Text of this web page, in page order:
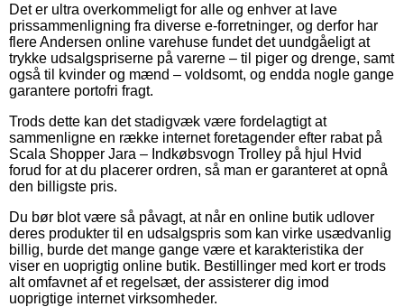
Det er ultra overkommeligt for alle og enhver at lave
prissammenligning fra diverse e-forretninger, og derfor har
flere Andersen online varehuse fundet det uundgåeligt at
trykke udsalgspriserne på varerne – til piger og drenge, samt
også til kvinder og mænd – voldsomt, og endda nogle gange
garantere portofri fragt.
Trods dette kan det stadigvæk være fordelagtigt at
sammenligne en række internet foretagender efter rabat på
Scala Shopper Jara – Indkøbsvogn Trolley på hjul Hvid
forud for at du placerer ordren, så man er garanteret at opnå
den billigste pris.
Du bør blot være så påvagt, at når en online butik udlover
deres produkter til en udsalgspris som kan virke usædvanlig
billig, burde det mange gange være et karakteristika der
viser en uoprigtig online butik. Bestillinger med kort er trods
alt omfavnet af et regelsæt, der assisterer dig imod
uoprigtige internet virksomheder.